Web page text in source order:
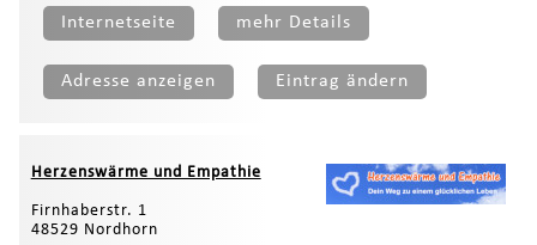
Internetseite mehr Details
Adresse anzeigen Eintrag ändern
Herzenswärme und Empathie
Firnhaberstr. 1
48529 Nordhorn